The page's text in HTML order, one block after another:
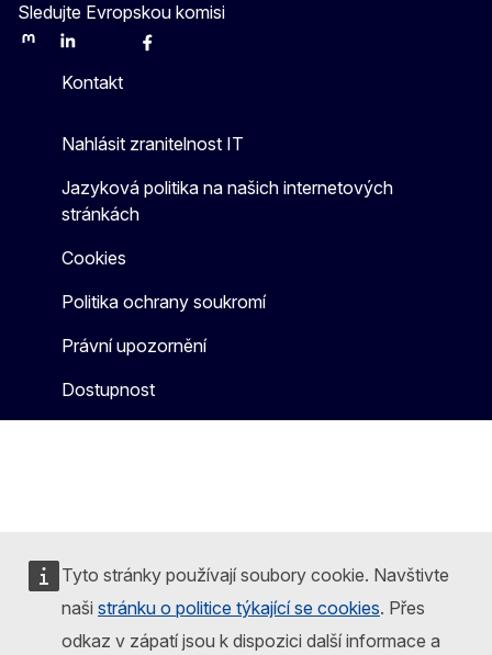
Tyto stránky používají soubory cookie. Navštivte
naši stránku o politice týkající se cookies. Přes
odkaz v zápatí jsou k dispozici další informace a
Sledujte Evropskou komisi
MastodonLinkedInBlueskyFacebook
Kontakt
Nahlásit zranitelnost IT
Jazyková politika na našich internetových
stránkách
Cookies
Politika ochrany soukromí
Právní upozornění
Dostupnost